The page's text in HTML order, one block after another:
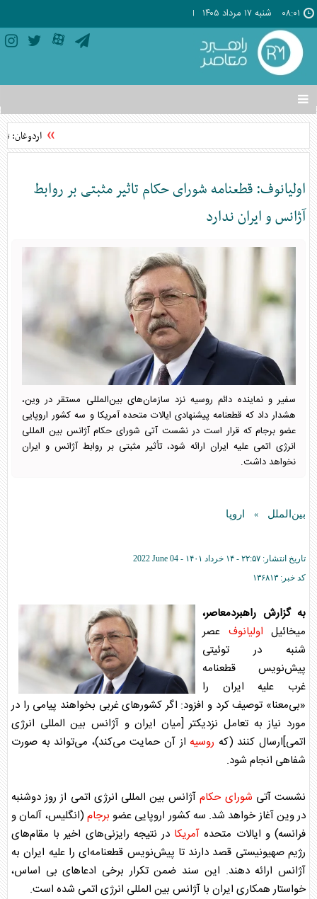
۰۸:۰۱ شنبه ۱۷ مرداد ۱۴۰۵
تغییر
وضعیت
منوی
ها
اردوغان:
اولیانوف: قطعنامه شورای حکام تاثیر مثبتی بر روابط
آژانس و ایران ندارد
سفیر و نماینده دائم روسیه نزد سازمان‌های بین‌المللی مستقر در وین،
هشدار داد که قطعنامه پیشنهادی ایالات متحده آمریکا و سه کشور اروپایی
عضو برجام که قرار است در نشست آتی شورای حکام آژانس بین المللی
انرژی اتمی علیه ایران ارائه شود، تأثیر مثبتی بر روابط آژانس و ایران
نخواهد داشت.
بین‌الملل » اروپا
تاریخ انتشار: ۲۲:۵۷ - ۱۴ خرداد ۱۴۰۱ -
2022 June 04
کد خبر: ۱۳۶۸۱۳
به گزارش راهبردمعاصر،
میخائیل اولیانوف عصر
شنبه در توئیتی
پیش‌نویس قطعنامه
غرب علیه ایران را
«بی‌معنا» توصیف کرد و افزود: اگر کشور‌های غربی بخواهند پیامی را در
مورد نیاز به تعامل نزدیکتر [میان ایران و آژانس بین المللی انرژی
اتمی]ارسال کنند (که روسیهاز آن حمایت می‌کند)، می‌تواند به صورت
شفاهی انجام شود.
نشست آتی شورای حکامآژانس بین المللی انرژی اتمی از روز دوشنبه
در وین آغاز خواهد شد. سه کشور اروپایی عضو برجام (انگلیس، آلمان و
فرانسه) و ایالات متحده آمریکا در نتیجه رایزنی‌های اخیر با مقام‌های
رژیم صهیونیستی قصد دارند تا پیش‌نویس قطعنامه‌ای را علیه ایران به
آژانس ارائه دهند. این سند ضمن تکرار برخی ادعا‌های بی اساس،
خواستار همکاری ایران با آژانس بین المللی انرژی اتمی شده است.